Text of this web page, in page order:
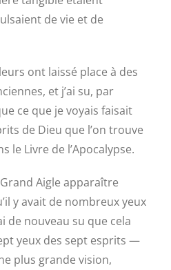
de vie et de
ont laissé place à des
et j’ai su, par
ce que je voyais faisait
de Dieu que l’on trouve
le Livre de l’Apocalypse.
Aigle apparaître
y avait de nombreux yeux
de nouveau su que cela
yeux des sept esprits —
plus grande vision,